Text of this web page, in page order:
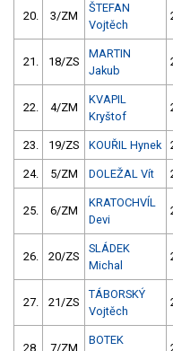
20. 3/ZM
ŠTEFAN
Vojtěch
21. 18/ZS
MARTIN
Jakub
22. 4/ZM
KVAPIL
Kryštof
23. 19/ZS KOUŘIL Hynek
24. 5/ZM DOLEŽAL Vít
25. 6/ZM
KRATOCHVÍL
Devi
26. 20/ZS
SLÁDEK
Michal
27. 21/ZS
TÁBORSKÝ
Vojtěch
28. 7/ZM
BOTEK